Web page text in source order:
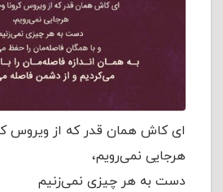
ای کاش همان قدر که از ویروس
هرجایی نمی‌رویم،
دست به هر چیزی نمی‌زنیم